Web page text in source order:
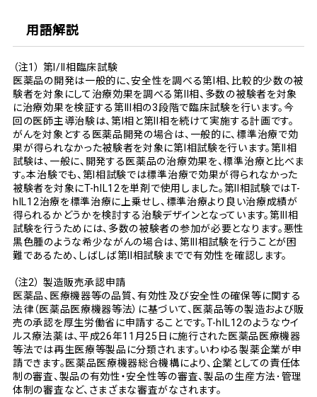
用語解説
（注1） 第I/II相臨床試験
医薬品の開発は一般的に、安全性を調べる第I相、比較的少数の被
験者を対象にして治療効果を調べる第II相、多数の被験者を対象
に治療効果を検証する第III相の3段階で臨床試験を行います。今
回の医師主導治験は、第I相と第II相を続けて実施する計画です。
がんを対象とする医薬品開発の場合は、一般的に、標準治療で効
果が得られなかった被験者を対象に第I相試験を行います。第II相
試験は、一般に、開発する医薬品の治療効果を、標準治療と比べま
す。本治験でも、第I相試験では標準治療で効果が得られなかった
被験者を対象にT-hIL12を単剤で使用しました。第II相試験ではT-
hIL12治療を標準治療に上乗せし、標準治療より良い治療成績が
得られるかどうかを検討する治験デザインとなっています。第III相
試験を行うためには、多数の被験者の参加が必要となります。悪性
黒色腫のような希少ながんの場合は、第III相試験を行うことが困
難であるため、しばしば第II相試験までで有効性を確認します。
（注2） 製造販売承認申請
医薬品、医療機器等の品質、有効性及び安全性の確保等に関する
法律（医薬品医療機器等法）に基づいて、医薬品等の製造および販
売の承認を厚生労働省に申請することです。T-hIL12のようなウイ
ルス療法薬は、平成26年11月25日に施行された医薬品医療機器
等法では再生医療等製品に分類されます。いわゆる製薬企業が申
請できます。医薬品医療機器総合機構により、企業としての責任体
制の審査、製品の有効性・安全性等の審査、製品の生産方法･管理
体制の審査など、さまざまな審査がなされます。